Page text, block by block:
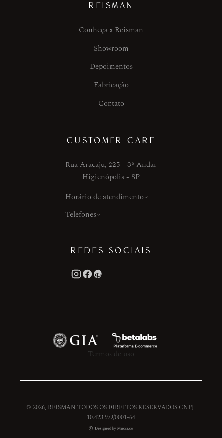
REISMAN
Conheça a Reisman
Showroom
Depoimentos
Fabricação
Contato
CUSTOMER CARE
Rua Aracaju, 225 - 3º Andar
Higienópolis - SP
Horário de atendimento
Telefones
REDES SOCIAIS
Termos de uso
© 2026, REISMAN TODOS OS DIREITOS RESERVADOS CNPJ:
10.423.979/0001-64